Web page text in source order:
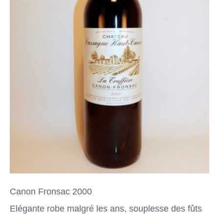
Canon Fronsac 2000
Elégante robe malgré les ans, souplesse des fûts